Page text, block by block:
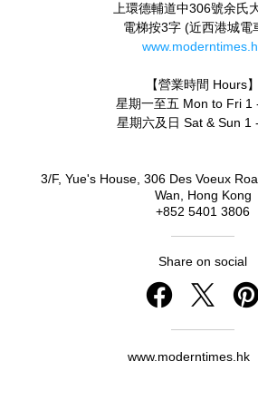
上環德輔道中306號余氏
電梯按3字 (近西港城電
【營業時間 Hours】
星期一至五 Mon to Fri 1
星期六及日 Sat & Sun 1
3/F, Yue's House, 306 Des Voeux
Wan, Hong Kong
+852 5401 3806
Share on social
www.moderntimes.hk